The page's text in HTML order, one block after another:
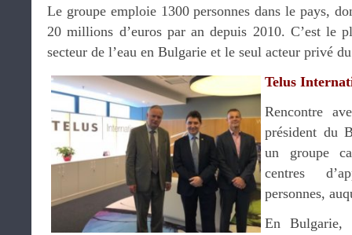
Le groupe emploie 1300 personnes dans le pays,
20 millions d’euros par an depuis 2010. C’est le
secteur de l’eau en Bulgarie et le seul acteur privé
Telus
Rencontre
président du
un groupe
centres
personnes,
En Bulgarie,